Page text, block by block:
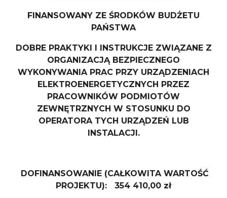
FINANSOWANY ZE ŚRODKÓW BUDŻETU
PAŃSTWA
DOBRE PRAKTYKI I INSTRUKCJE ZWIĄZANE Z
ORGANIZACJĄ BEZPIECZNEGO
WYKONYWANIA PRAC PRZY URZĄDZENIACH
ELEKTROENERGETYCZNYCH PRZEZ
PRACOWNIKÓW PODMIOTÓW
ZEWNĘTRZNYCH W STOSUNKU DO
OPERATORA TYCH URZĄDZEŃ LUB
INSTALACJI.
DOFINANSOWANIE (CAŁKOWITA WARTOŚĆ
PROJEKTU): 354 410,00 zł